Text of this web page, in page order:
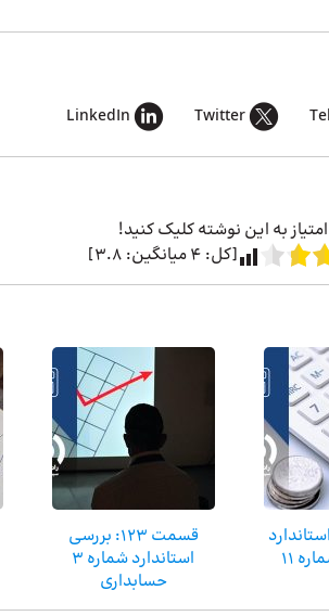
Twitter
LinkedIn
امتیاز به این نوشته کلیک کنید!
[کل: 4میانگین: 3.8
]
۱۴۵: استاندارد
۱۱
قسمت 123: بررسی
استاندارد شماره 3
حسابداری